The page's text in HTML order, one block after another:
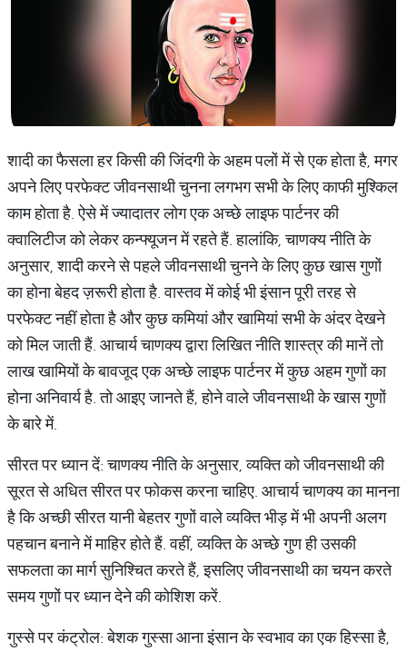
शादी का फैसला हर किसी की जिंदगी के अहम पलों में से एक होता है, मगर
अपने लिए परफेक्ट जीवनसाथी चुनना लगभग सभी के लिए काफी मुश्किल
काम होता है. ऐसे में ज्यादातर लोग एक अच्छे लाइफ पार्टनर की
क्वालिटीज को लेकर कन्फ्यूजन में रहते हैं. हालांकि, चाणक्य नीति के
अनुसार, शादी करने से पहले जीवनसाथी चुनने के लिए कुछ खास गुणों
का होना बेहद ज़रूरी होता है. वास्तव में कोई भी इंसान पूरी तरह से
परफेक्ट नहीं होता है और कुछ कमियां और खामियां सभी के अंदर देखने
को मिल जाती हैं. आचार्य चाणक्य द्वारा लिखित नीति शास्त्र की मानें तो
लाख खामियों के बावजूद एक अच्छे लाइफ पार्टनर में कुछ अहम गुणों का
होना अनिवार्य है. तो आइए जानते हैं, होने वाले जीवनसाथी के खास गुणों
के बारे में.
सीरत पर ध्यान दें: चाणक्य नीति के अनुसार, व्यक्ति को जीवनसाथी की
सूरत से अधित सीरत पर फोकस करना चाहिए. आचार्य चाणक्य का मानना
है कि अच्छी सीरत यानी बेहतर गुणों वाले व्यक्ति भीड़ में भी अपनी अलग
पहचान बनाने में माहिर होते हैं. वहीं, व्यक्ति के अच्छे गुण ही उसकी
सफलता का मार्ग सुनिश्चित करते हैं, इसलिए जीवनसाथी का चयन करते
समय गुणों पर ध्यान देने की कोशिश करें.
गुस्से पर कंट्रोल: बेशक गुस्सा आना इंसान के स्वभाव का एक हिस्सा है,